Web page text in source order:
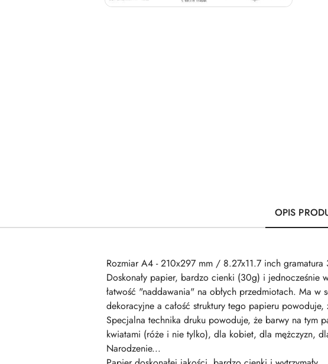
OPIS
Rozmiar A4 - 210x297 mm / 8.27x11.7 inch
Doskonały papier, bardzo cienki (30g) i jednocześnie
łatwość "naddawania" na obłych przedmiotach. Ma w
dekoracyjne a całość struktury tego papieru
Specjalna technika druku powoduje, że barwy na tym
kwiatami (róże i nie tylko), dla kobiet, dla mężczyzn,
Narodzenie...